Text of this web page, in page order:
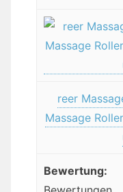
reer
Massage